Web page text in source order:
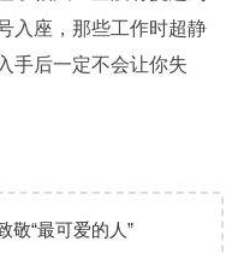
入座，那些工作时超静
手后一定不会让你失
敬“最可爱的人”